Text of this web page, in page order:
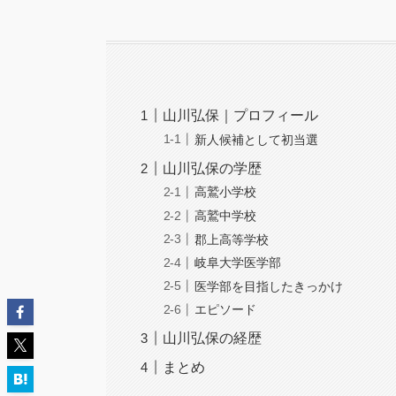
山川弘保｜プロフィール
新人候補として初当選
山川弘保の学歴
高鷲小学校
高鷲中学校
郡上高等学校
岐阜大学医学部
医学部を目指したきっかけ
エピソード
山川弘保の経歴
まとめ